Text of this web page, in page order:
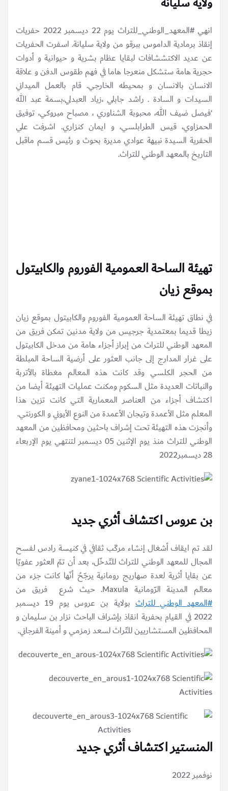
انهي #المعهد_الوطني_للتراث يوم 22 ديسمبر 2022 حفريات
إنقاذ برمادية الداموس ببرقو من ولاية سليانة. اسفرت الحفريات
عن عديد الاكتششافات لبقايا عظام بشرية و حيوانية و أدوات
حجرية هامة ستشكل منعرجا هاما في فهم طقوس الدفن و علاقة
الانسان بالانسان و بمحيطه الخارجي. قام بالعمل الميداني
السيدات و السادة . راشد جابلي ،زياد العبدلي،بسمة عبد الله
‘فيصل ضيف الله، محبوبة الشناوري ، مصباح مبروكي، توفيق
الحمزاوي، قيس الطرابلسي، و ايمان كنزاري. اشرفت علي
الحفرية السيدة نبيهة عوادي مديرة بحوث و رئيس قسم ماقبل
التاريخ بالمعهد الوطني للتراث.
تهيئة الساحة العمومية الفوروم والكابيتول
بموقع زيان
في نطاق تهيئة الساحة العمومية الفوروم والكابيتول بموقع زيان
زيطا قديما بمعتمدية جرجيس من ولاية مدنين تمكن فريق من
المعهد الوطني للتراث من إبراز أجزاء هامة من مدخل الكابيتول
على غرار المدارج إلى جانب العثور على أرضية الساحة المبلطة
من الحجر الكلسي وقد كانت هذه المعالم مغطاة بالأتربة
والنباتات العديدة مثل السكوم ومكنت عمليات التهيئة أيضا من
اكتشاف أجزاء من العناصر المعمارية التي كانت تزين هذا
المعلم مثل الأعمدة وتيجان الأعمدة من النوع الأيوني و الكورنتي.
وأنجزت هذه التهيئة تحت إشراف باحثين ومحافظين من المعهد
الوطني للتراث منذ يوم الإثنين 05 ديسمبر لتنتهي يوم الإربعاء
28 ديسمبر2022
بن عروس اكتشاف أثري جديد
لقد تم ايقاف أشغال إنشاء مركّب ثقافي في كنيسة رادس لفسح
المجال للمعهد الوطني للتراث للتّدخّل، بعد أن تمّ العثور عفويّا
عن بقايا أثرية لعدة صهاريج رومانية يرجّحُ أنّها كانت جزء من
معالم المدينة الرّومانية Maxula. حيث شرع فريق من
#المعهد_الوطني_للتراث
بولاية بن عروس يوم 19 ديسمبر
2022 في القيام بحفرية انقاذ بإشراف الباحث نزار بن سليمان و
المحافظين المستشاريين للتّراث لسعد زمزمي و أمينة الفرجاني.
المنستير اكتشاف أثري جديد
نوفمبر 2022